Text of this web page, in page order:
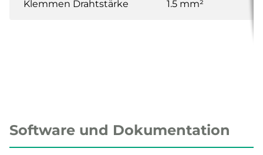
Klemmen Drahtstärke 1.5 mm²
Software und Dokumentation